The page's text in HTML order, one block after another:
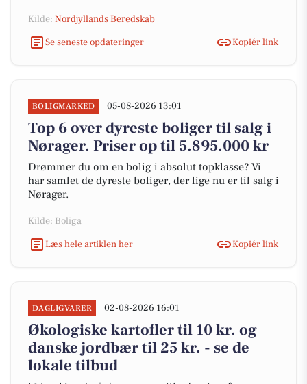
Kilde: Nordjyllands Beredskab
Se seneste opdateringer
Kopiér link
BOLIGMARKED 05-08-2026 13:01
Top 6 over dyreste boliger til salg i
Nørager. Priser op til 5.895.000 kr
Drømmer du om en bolig i absolut topklasse? Vi
har samlet de dyreste boliger, der lige nu er til salg i
Nørager.
Kilde: Boliga
Læs hele artiklen her
Kopiér link
DAGLIGVARER 02-08-2026 16:01
Økologiske kartofler til 10 kr. og
danske jordbær til 25 kr. - se de
lokale tilbud